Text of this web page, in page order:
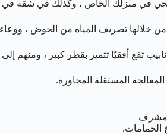
في منزلك الخاص ، وكذلك في شقة في
خلالها تصريف المياه من الحوض ،
تقع أفقيًا تتميز بقطر كبير ، ومنهم إلى
المستقلة المجاورة.
مشرف
الحمامات.